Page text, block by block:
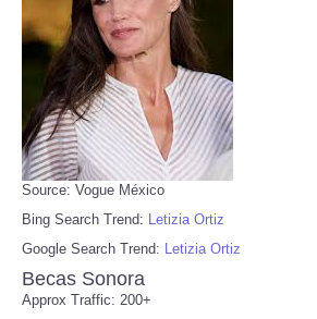
Source: Vogue México
Bing Search Trend: Letizia Ortiz
Google Search Trend: Letizia Ortiz
Becas Sonora
Approx Traffic: 200+